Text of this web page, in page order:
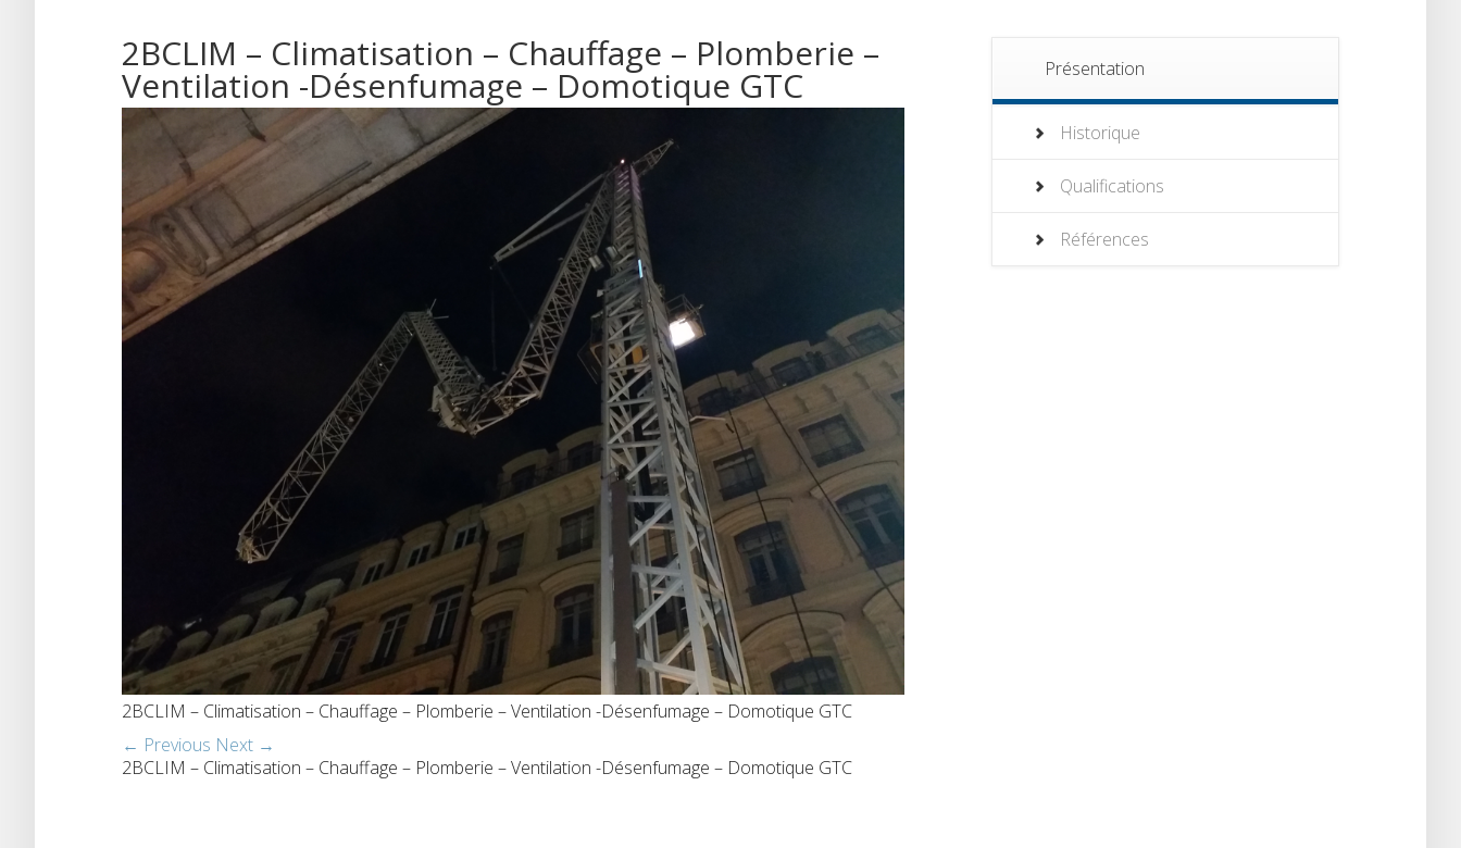
2BCLIM – Climatisation – Chauffage – Plomberie –
Ventilation -Désenfumage – Domotique GTC
2BCLIM – Climatisation – Chauffage – Plomberie – Ventilation -Désenfumage – Domotique GTC
← Previous Next →
2BCLIM – Climatisation – Chauffage – Plomberie – Ventilation -Désenfumage – Domotique GTC
Présentation
Historique
Qualifications
Références